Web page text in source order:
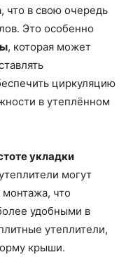
что в свою очередь
Это особенно
, которая может
циркуляцию
в утеплённом
укладки
могут
что
удобными в
утеплители,
крыши.